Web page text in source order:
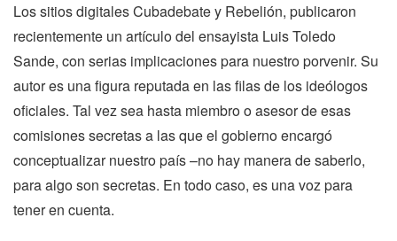
Los sitios digitales Cubadebate y Rebelión, publicaron
recientemente un artículo del ensayista Luis Toledo
Sande, con serias implicaciones para nuestro porvenir. Su
autor es una figura reputada en las filas de los ideólogos
oficiales. Tal vez sea hasta miembro o asesor de esas
comisiones secretas a las que el gobierno encargó
conceptualizar nuestro país –no hay manera de saberlo,
para algo son secretas. En todo caso, es una voz para
tener en cuenta.